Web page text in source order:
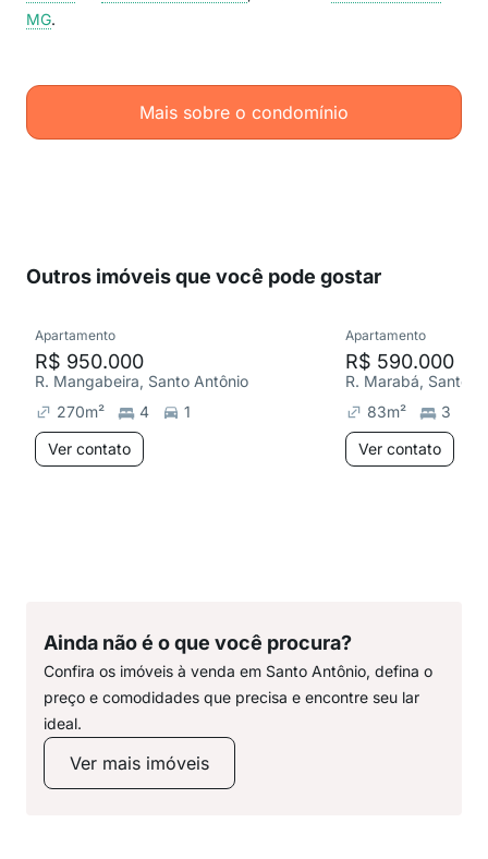
MG.
Mais sobre o condomínio
Outros imóveis que você pode gostar
Apartamento
R$ 950.000
R. Mangabeira, Santo Antônio
270m² 4
1
Ver contato
Apartamento
R$ 590.000
R. Marabá, Santo
83m² 3
Ver contato
Ainda não é o que você procura?
Confira os imóveis à venda em Santo Antônio, defina o
preço e comodidades que precisa e encontre seu lar
ideal.
Ver mais imóveis